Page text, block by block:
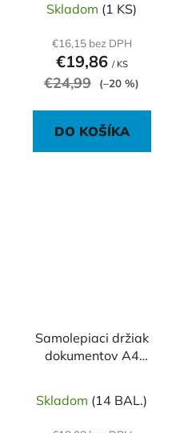
Skladom (1 KS)
€16,15 bez DPH
€19,86 / KS
€24,99 (–20 %)
DO KOŠÍKA
Samolepiaci držiak
dokumentov A4
Skladom (14 BAL.)